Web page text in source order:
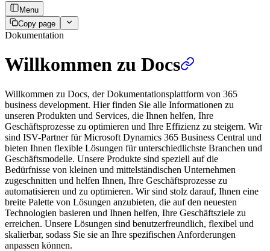
Menu
Copy page
Dokumentation
Willkommen zu Docs
Willkommen zu Docs, der Dokumentationsplattform von 365
business development. Hier finden Sie alle Informationen zu
unseren Produkten und Services, die Ihnen helfen, Ihre
Geschäftsprozesse zu optimieren und Ihre Effizienz zu steigern. Wir
sind ISV-Partner für Microsoft Dynamics 365 Business Central und
bieten Ihnen flexible Lösungen für unterschiedlichste Branchen und
Geschäftsmodelle. Unsere Produkte sind speziell auf die
Bedürfnisse von kleinen und mittelständischen Unternehmen
zugeschnitten und helfen Ihnen, Ihre Geschäftsprozesse zu
automatisieren und zu optimieren. Wir sind stolz darauf, Ihnen eine
breite Palette von Lösungen anzubieten, die auf den neuesten
Technologien basieren und Ihnen helfen, Ihre Geschäftsziele zu
erreichen. Unsere Lösungen sind benutzerfreundlich, flexibel und
skalierbar, sodass Sie sie an Ihre spezifischen Anforderungen
anpassen können.